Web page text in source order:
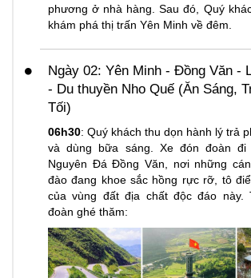
phương ở nhà hàng. Sau đó, Quý
khám phá thị trấn Yên Minh về đêm.
Ngày 02: Yên Minh - Đồng Văn -
- Du thuyền Nho Quế (Ăn Sáng,
Tối)
06h30: Quý khách thu dọn hành lý trả
và dùng bữa sáng. Xe đón đoàn đi
Nguyên Đá Đồng Văn, nơi những
đào đang khoe sắc hồng rực rỡ, tô
của vùng đất địa chất độc đáo này.
đoàn ghé thăm: